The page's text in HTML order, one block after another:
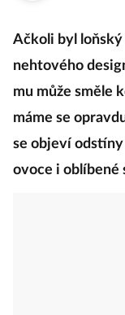
Ačkoli byl loňský
nehtového
mu může směle
máme se
se objeví
ovoce i oblíbené